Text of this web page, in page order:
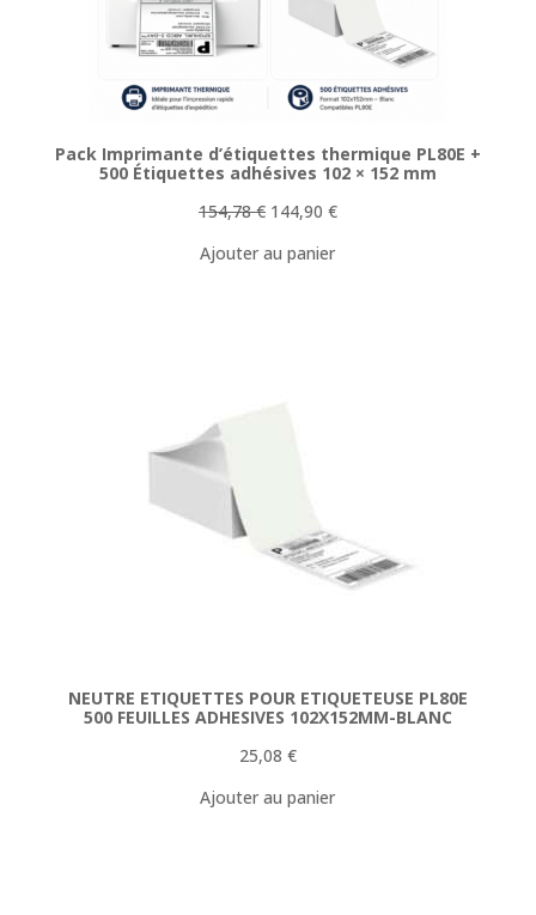
Pack Imprimante d’étiquettes thermique PL80E +
500 Étiquettes adhésives 102 × 152 mm
154,78€ Le
initial
144,90 €Le
Ajouter au panier
NEUTRE ETIQUETTES POUR ETIQUETEUSE PL80E
500 FEUILLES ADHESIVES 102X152MM-BLANC
25,08 €
Ajouter au panier